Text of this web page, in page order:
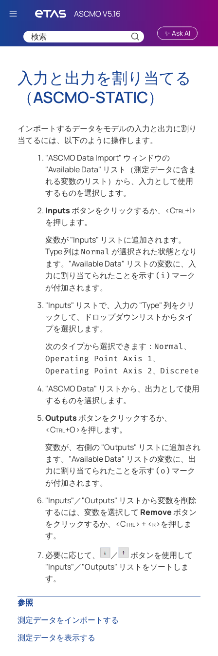
Skip To Main Content
✨ Ask AI
入力と出力を割り当てる
（ASCMO-STATIC）
インポートするデータをモデルの入力と出力に割り
当てるには、以下のように操作します。
"ASCMO Data Import" ウィンドウの
"Available Data" リスト（測定データに含ま
れる変数のリスト）から、入力として使用
するものを選択します。
Inputsボタンをクリックするか、
<Ctrl+I>
を押します。
変数が "Inputs" リストに追加されます。
Type 列は Normal が選択された状態となり
ます。"Available Data" リストの変数に、入
力に割り当てられたことを示す (i) マーク
が付加されます。
"Inputs" リストで、入力の "Type" 列をクリ
ックして、ドロップダウンリストからタイ
プを選択します。
次のタイプから選択できます： Normal、
Operating Point Axis 1、
Operating Point Axis 2、 Discrete
"ASCMO Data" リストから、出力として使用
するものを選択します。
Outputsボタンをクリックするか、
<Ctrl+O>を押します。
変数が、右側の "Outputs" リストに追加され
ます。"Available Data" リストの変数に、出
力に割り当てられたことを示す (o) マーク
が付加されます。
"Inputs"／"Outputs" リストから変数を削除
するには、変数を選択して Removeボタン
をクリックするか、
<Ctrl> + <r>を押しま
す。
必要に応じて、
／
ボタンを使用して
"Inputs"／"Outputs" リストをソートしま
す。
参照
測定データをインポートする
測定データを表示する